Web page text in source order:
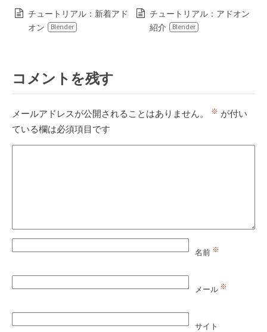
チュートリアル：新着アド
オン
Blender
チュートリアル：アドオン
紹介
Blender
コメントを残す
メールアドレスが公開されることはありません。 ※ が付い
ている欄は必須項目です
名前 ※
メール ※
サイト